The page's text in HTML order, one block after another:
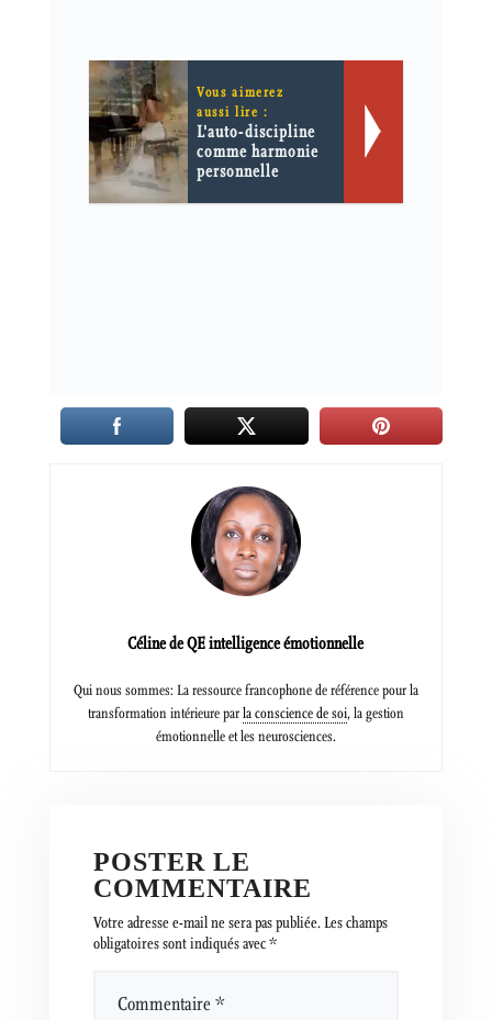
Vous aimerez
aussi lire :
L'auto-discipline
comme harmonie
personnelle
Céline de QE intelligence émotionnelle
Qui nous sommes: La ressource francophone de référence pour la
transformation intérieure parla conscience de soi, la gestion
émotionnelle et les neurosciences.
POSTER LE
COMMENTAIRE
Votre adresse e-mail ne sera pas publiée.Les champs
obligatoires sont indiqués avec*